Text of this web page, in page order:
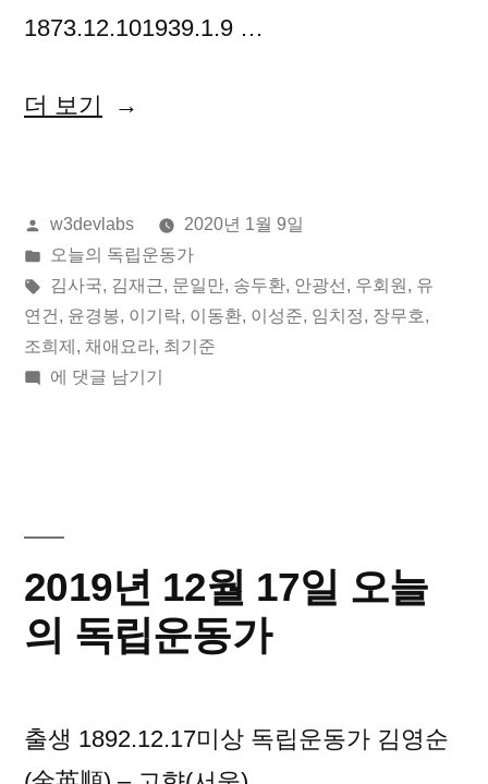
1873.12.101939.1.9 …
더 보기 “2020
월
09
일
오
운
동
가”
올
린
이:
w3devlabs
2020년 1월 9일
게
시
됨:
오늘의 독립운동가
태
그:
김사국, 김재근, 문일만, 송두환, 안광선 , 우회원 , 유
연건 , 윤경봉, 이기락, 이동환, 이성준, 임치정, 장무호,
조희제 , 채애요라, 최기준
2020
늘
의
독
동
가
에 댓글 남기기
2019년 12월 17일 오늘
의 독립운동가
출생 1892.12.17미상 독립운동가 김영순